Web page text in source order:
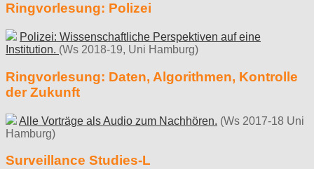
Ringvorlesung: Polizei
Polizei: Wissenschaftliche Perspektiven auf eine
Institution. (Ws 2018-19, Uni Hamburg)
Ringvorlesung: Daten, Algorithmen, Kontrolle
der Zukunft
Alle Vorträge als Audio zum Nachhören. (Ws 2017-18 Uni
Hamburg)
Surveillance Studies-L